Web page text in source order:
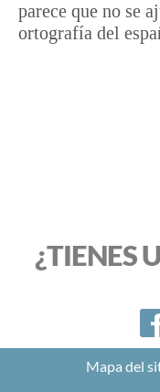
parece que no se
ortografía del
¿TIENES
Mapa del